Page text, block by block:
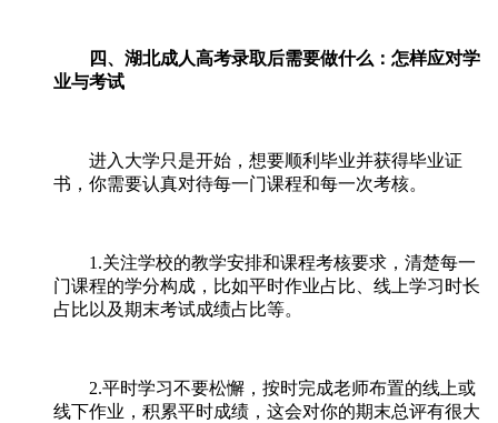
四、湖北成人高考录取后需要做什么：怎样应对学
业与考试
进入大学只是开始，想要顺利毕业并获得毕业证
书，你需要认真对待每一门课程和每一次考核。
1.关注学校的教学安排和课程考核要求，清楚每一
门课程的学分构成，比如平时作业占比、线上学习时长
占比以及期末考试成绩占比等。
2.平时学习不要松懈，按时完成老师布置的线上或
线下作业，积累平时成绩，这会对你的期末总评有很大